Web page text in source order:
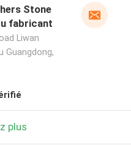
Stone
fabricant
Liwan
Guangdong,
plus